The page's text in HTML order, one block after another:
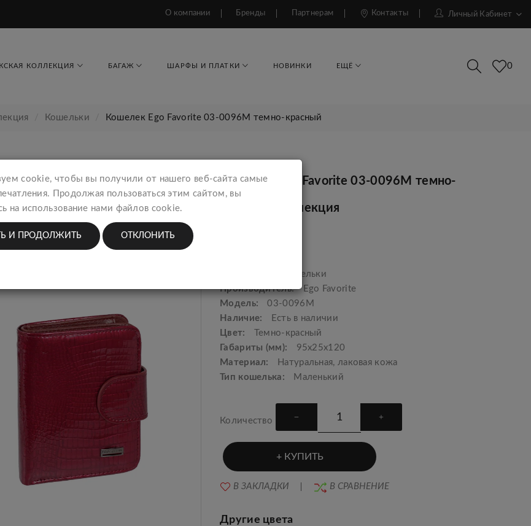
О компании Бренды Партнерам Контакты Личный Кабинет
КОЛЛЕКЦИЯ БАГАЖ ШАРФЫ И ПЛАТКИ НОВИНКИ ЕЩЁ 0
Кошельки Кошелек Ego Favorite 03-0096М темно-красный
Кошелек Ego Favorite 03-0096М темно-
красный
Женская коллекция
Кошельки
Производитель:
Ego Favorite
Модель:
03-0096М
Наличие:
Есть в наличии
Цвет:
Темно-красный
Габариты (мм):
95x25x120
Материал:
Натуральная, лаковая кожа
Тип кошелька:
Маленький
Количество
КУПИТЬ
В ЗАКЛАДКИ В СРАВНЕНИЕ
Другие цвета
cookie, чтобы вы получили от нашего веб-сайта самые
Продолжая пользоваться этим сайтом, вы
на использование нами файлов cookie.
И ПРОДОЛЖИТЬ ОТКЛОНИТЬ